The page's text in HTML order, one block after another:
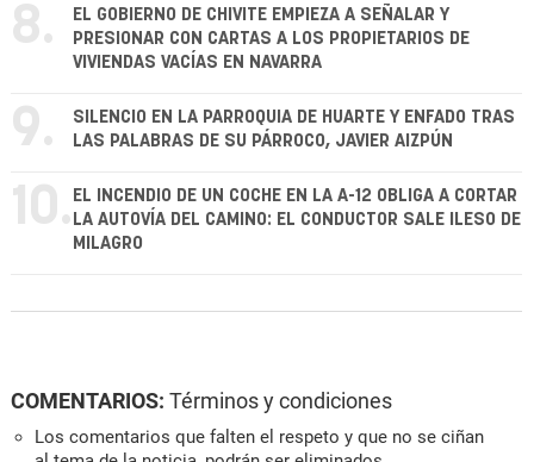
8.
EL GOBIERNO DE CHIVITE EMPIEZA A SEÑALAR Y
PRESIONAR CON CARTAS A LOS PROPIETARIOS DE
VIVIENDAS VACÍAS EN NAVARRA
9.
SILENCIO EN LA PARROQUIA DE HUARTE Y ENFADO TRAS
LAS PALABRAS DE SU PÁRROCO, JAVIER AIZPÚN
10. EL INCENDIO DE UN COCHE EN LA A-12 OBLIGA A CORTAR
LA AUTOVÍA DEL CAMINO: EL CONDUCTOR SALE ILESO DE
MILAGRO
COMENTARIOS: Términos y condiciones
Los comentarios que falten el respeto y que no se ciñan